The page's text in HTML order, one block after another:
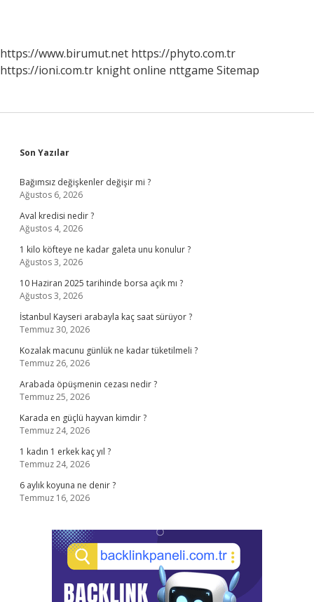
https://www.birumut.net https://phyto.com.tr
https://ioni.com.tr knight online nttgame Sitemap
Sidebar
Son Yazılar
Bağımsız değişkenler değişir mi ?
Ağustos 6, 2026
Aval kredisi nedir ?
Ağustos 4, 2026
1 kilo köfteye ne kadar galeta unu konulur ?
Ağustos 3, 2026
10 Haziran 2025 tarihinde borsa açık mı ?
Ağustos 3, 2026
İstanbul Kayseri arabayla kaç saat sürüyor ?
Temmuz 30, 2026
Kozalak macunu günlük ne kadar tüketilmeli ?
Temmuz 26, 2026
Arabada öpüşmenin cezası nedir ?
Temmuz 25, 2026
Karada en güçlü hayvan kimdir ?
Temmuz 24, 2026
1 kadın 1 erkek kaç yıl ?
Temmuz 24, 2026
6 aylık koyuna ne denir ?
Temmuz 16, 2026